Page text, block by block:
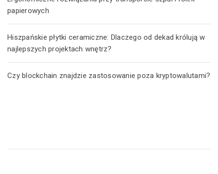
papierowych
Hiszpańskie płytki ceramiczne: Dlaczego od dekad królują w
najlepszych projektach wnętrz?
Czy blockchain znajdzie zastosowanie poza kryptowalutami?